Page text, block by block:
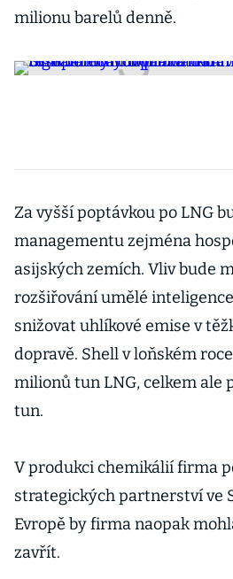
milionu barelů denně.
Za vyšší poptávkou po LNG
managementu zejména
asijských zemích. Vliv bude
rozšiřování umělé
snižovat uhlíkové emise v
dopravě. Shell v loňském
milionů tun LNG, celkem ale
tun.
V produkci chemikálií firma
strategických partnerství ve
Evropě by firma naopak
zavřít.